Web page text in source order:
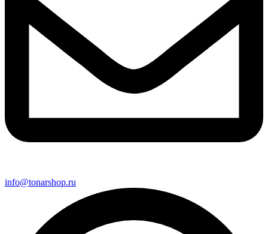
info@tonarshop.ru